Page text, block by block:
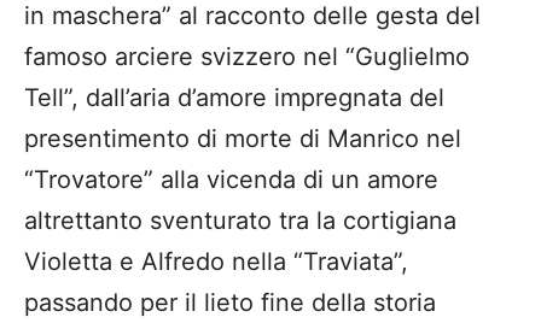
in maschera” al racconto delle gesta del
famoso arciere svizzero nel “Guglielmo
Tell”, dall’aria d’amore impregnata del
presentimento di morte di Manrico nel
“Trovatore” alla vicenda di un amore
altrettanto sventurato tra la cortigiana
Violetta e Alfredo nella “Traviata”,
passando per il lieto fine della storia